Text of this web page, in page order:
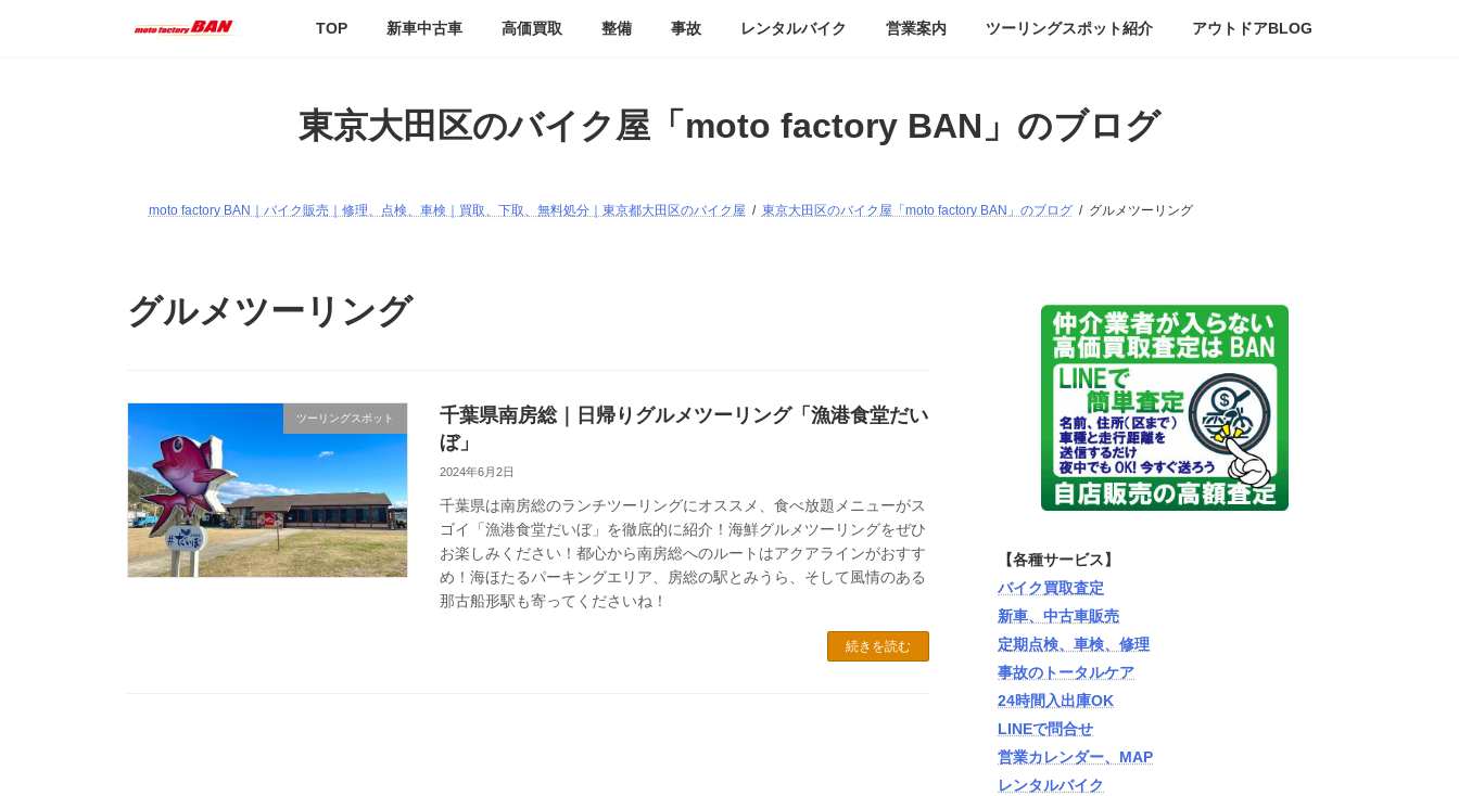
TOP 新車中古車 高価買取 整備 事故 レンタルバイク 営業案内 ツーリングスポット紹介 アウトドアBLOG
東京大田区のバイク屋「moto factory BAN」のブログ
moto factory BAN｜バイク販売｜修理、点検、車検｜買取、下取、無料処分｜東京都大田区のバイク屋 東京大田区のバイク屋「moto factory BAN」のブログ グルメツーリング
グルメツーリング
ツーリングスポット
千葉県南房総｜日帰りグルメツーリング「漁港食堂だい
ぼ」
2024年6月2日
千葉県は南房総のランチツーリングにオススメ、食べ放題メニューがス
ゴイ「漁港食堂だいぼ」を徹底的に紹介！海鮮グルメツーリングをぜひ
お楽しみください！都心から南房総へのルートはアクアラインがおすす
め！海ほたるパーキングエリア、房総の駅とみうら、そして風情のある
那古船形駅も寄ってくださいね！
続きを読む
【各種サービス】
バイク買取査定
新車、中古車販売
定期点検、車検、修理
事故のトータルケア
24時間入出庫OK
LINEで問合せ
営業カレンダー、MAP
レンタルバイク